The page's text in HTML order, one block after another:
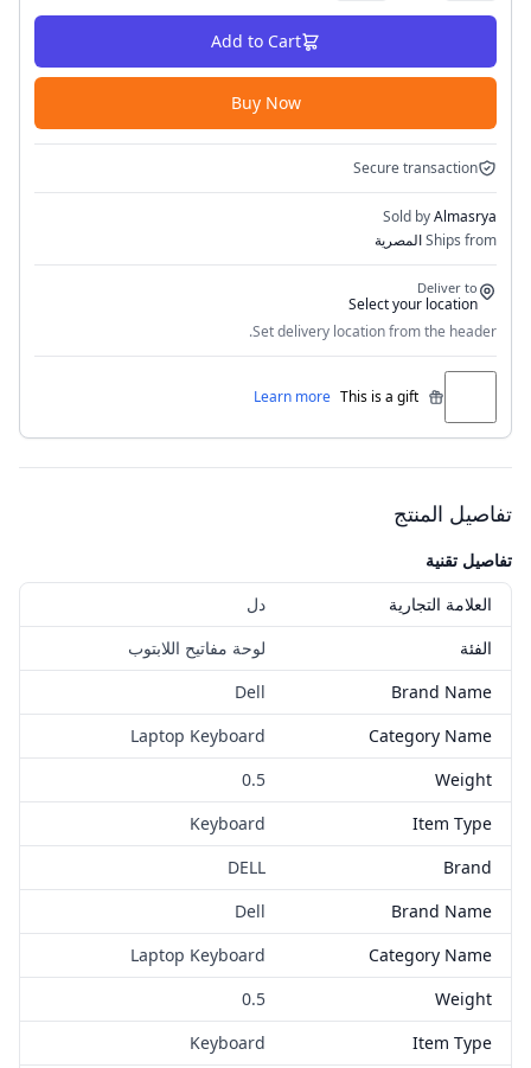
Add to Cart
Buy Now
Secure transaction
Sold byAlmasrya
Ships fromالمصرية
Deliver to
Select your location
Set delivery location from the header.
This is a gift
Learn more
تفاصيل المنتج
تفاصيل تقنية
العلامة التجارية
دل
الفئة
لوحة مفاتيح اللابتوب
Brand Name
Dell
Category Name
Laptop Keyboard
Weight
0.5
Item Type
Keyboard
Brand
DELL
Brand Name
Dell
Category Name
Laptop Keyboard
Weight
0.5
Item Type
Keyboard